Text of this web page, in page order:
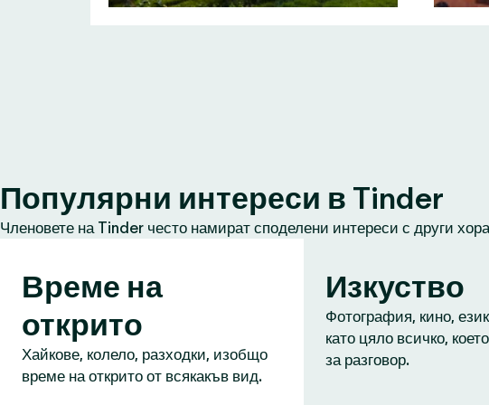
Популярни интереси в Tinder
Членовете на Tinder често намират споделени интереси с други
Време на
открито
Хайкове, колело, разходки, изобщо
време на открито от всякакъв вид.
Изкуство
Фотография, кино,
като цяло всичко,
за разговор.